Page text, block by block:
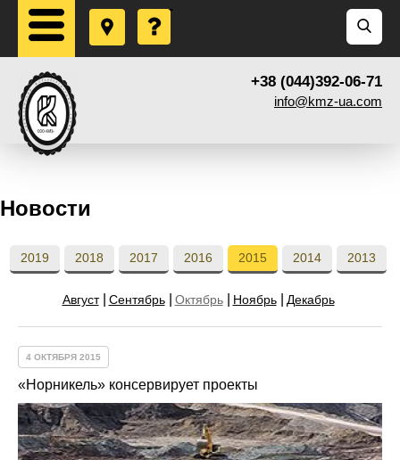
+38 (044)392-06-71
info@kmz-ua.com
Новости
2019 2018 2017 2016 2015 2014 2013
Август Сентябрь Октябрь Ноябрь Декабрь
4 ОКТЯБРЯ 2015
«Норникель» консервирует проекты